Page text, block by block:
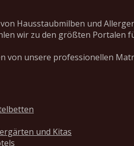
Hausstaubmilben und
wir zu den größten Portalen
von unsere professionellen
und Kitas